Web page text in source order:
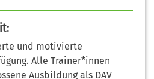
und motivierte
Alle Trainer*innen
Ausbildung als DAV